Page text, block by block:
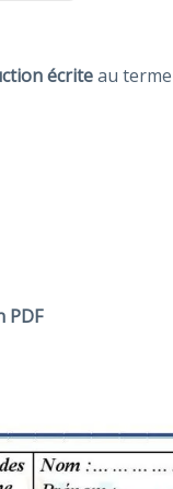
écriteau
PDF